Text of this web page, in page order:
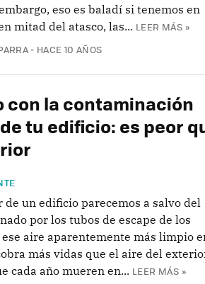
eso es baladí si tenemos en
mitad del atasco, las... LEER MÁS »
HACE 10 AÑOS
con la contaminación
tu edificio: es peor
un edificio parecemos a salvo del
por los tubos de escape de los
ese aire aparentemente más limpio
más vidas que el aire del
cada año mueren en... LEER MÁS »